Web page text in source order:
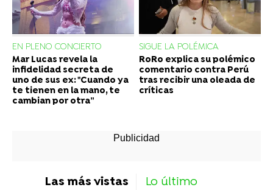
EN PLENO CONCIERTO
Mar Lucas revela la
infidelidad secreta de
uno de sus ex: "Cuando ya
te tienen en la mano, te
cambian por otra”
SIGUE LA POLÉMICA
RoRo explica su polémico
comentario contra Perú
tras recibir una oleada de
críticas
Las más vistas Lo último